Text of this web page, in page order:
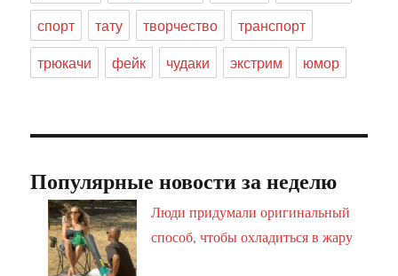
спорт
тату творчество
транспорт
трюкачи
фейк чудаки экстрим юмор
Популярные новости за неделю
Люди придумали оригинальный
способ, чтобы охладиться в жару